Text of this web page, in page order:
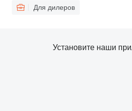
Для дилеров
Установите наши